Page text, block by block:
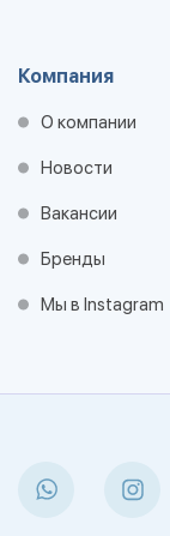
Компания
О компании
Новости
Вакансии
Бренды
Мы в Instagram